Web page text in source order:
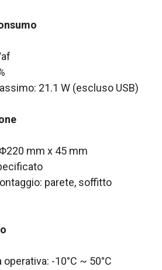
21.1 W (escluso USB)
mm x 45 mm
parete, soffitto
-10°C ~ 50°C